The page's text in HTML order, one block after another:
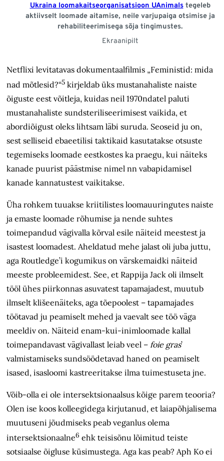
Ukraina loomakaitseorganisatsioon UAnimalstegeleb
aktiivselt loomade aitamise, neile varjupaiga otsimise ja
rehabiliteerimisega sõja tingimustes.
Ekraanipilt
Netflixi levitatavas dokumentaalfilmis „Feministid: mida
nad mõtlesid?“5 kirjeldab üks mustanahaliste naiste
õiguste eest võitleja, kuidas neil 1970ndatel paluti
mustanahaliste sundsteriliseerimisest vaikida, et
abordiõigust oleks lihtsam läbi suruda. Seoseid ju on,
sest selliseid ebaeetilisi taktikaid kasutatakse otsuste
tegemiseks loomade eestkostes ka praegu, kui näiteks
kanade puurist päästmise nimel nn vabapidamisel
kanade kannatustest vaikitakse.
Üha rohkem tuuakse kriitilistes loomauuringutes naiste
ja emaste loomade rõhumise ja nende suhtes
toimepandud vägivalla kõrval esile näiteid meestest ja
isastest loomadest. Aheldatud mehe jalast oli juba juttu,
aga Routledge’i kogumikus on värskemaidki näiteid
meeste probleemidest. See, et Rappija Jack oli ilmselt
tööl ühes piirkonnas asuvatest tapamajadest, muutub
ilmselt klišeenäiteks, aga tõepoolest – tapamajades
töötavad ju peamiselt mehed ja vaevalt see töö väga
meeldiv on. Näiteid enam-kui-inimloomade kallal
toimepandavast vägivallast leiab veel – foie gras’
valmistamiseks sundsöödetavad haned on peamiselt
isased, isasloomi kastreeritakse ilma tuimestuseta jne.
Võib-olla ei ole intersektsionaalsus kõige parem teooria?
Olen ise koos kolleegidega kirjutanud, et laiapõhjalisema
muutuseni jõudmiseks peab veganlus olema
intersektsionaalne6 ehk teisisõnu lõimitud teiste
sotsiaalse õigluse küsimustega. Aga kas peab? Aph Ko ei